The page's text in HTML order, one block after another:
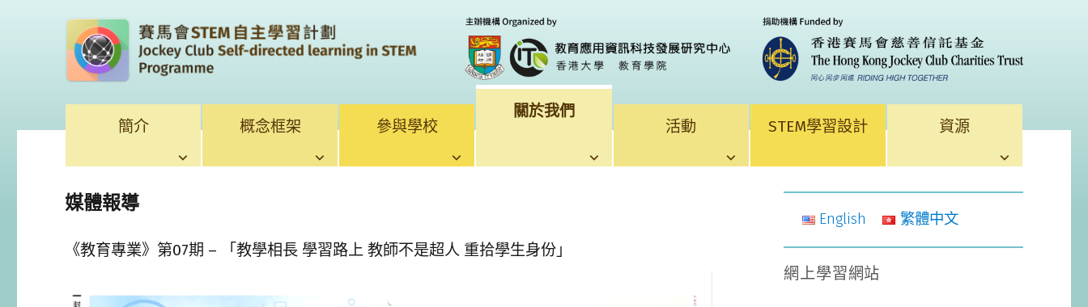
簡介 概念框架 參與學校
關於我們
活動
STEM學習設計 資源
媒體報導
《教育專業》第07期 – 「教學相長 學習路上 教師不是超人 重拾學生身份」
English 繁體中文
網上學習網站